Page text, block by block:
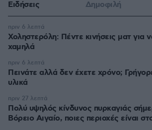
Ειδήσεις Δημοφιλή
Χοληστερόλη: Πέντε κινήσεις ματ για
χαμηλά
πριν 6 λεπτά
Πεινάτε αλλά δεν έχετε χρόνο;
υλικά
πριν 6 λεπτά
Πολύ υψηλός κίνδυνος πυρκαγιάς
Βόρειο Αιγαίο, ποιες περιοχές είναι
πριν 27 λεπτά